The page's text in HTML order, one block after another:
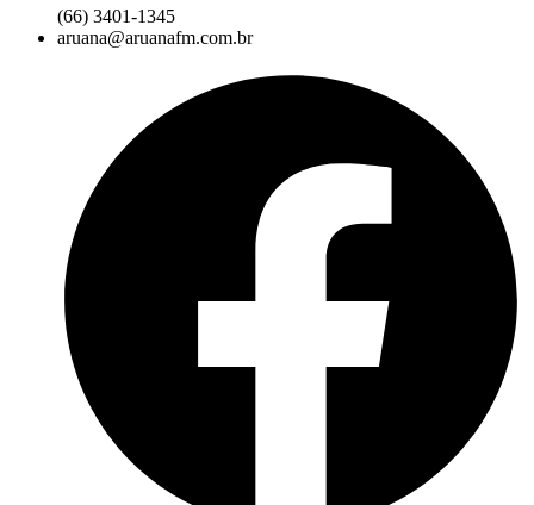
(66) 3401-1345
aruana@aruanafm.com.br